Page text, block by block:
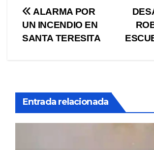
Navegación
de
ALARMA POR
UN INCENDIO EN
SANTA TERESITA
Entrada relacionada